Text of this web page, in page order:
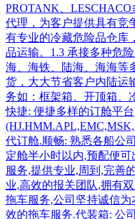
PROTANK、
代理，为客户提供具有竞
有专业的冷藏危险品仓库
品运输。1.3 承接多种危
海、海铁、陆海、海海等
货，大大节省客户内陆运
务如：框架箱、开顶箱、
快捷: 便捷多样的订舱平台
代订舱.顺畅: 熟悉各船公
定舱半小时以内,预配便
服务,提供专业,周到,完善
业,高效的报关团队,拥有
拖车服务,公司坚持诚信
效的拖车服务.代装箱: 公